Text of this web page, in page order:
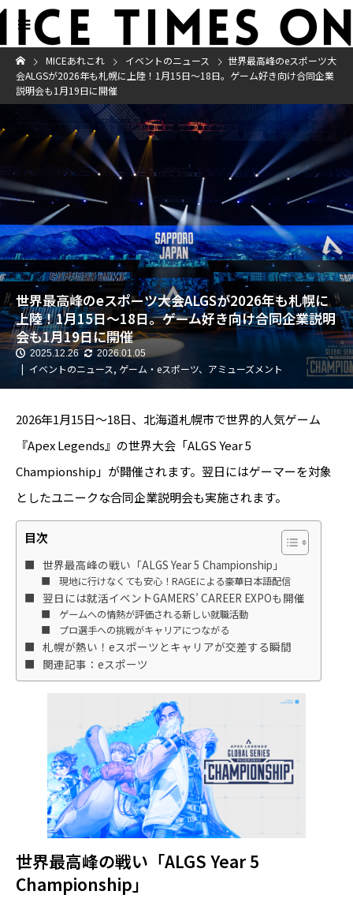
MICEあれこれ イベントのニュース
世界最高峰のeスポーツ大
会ALGSが2026年も札幌に上陸！1月15日～18日。ゲーム好き向け合同企業
説明会も1月19日に開催
世界最高峰のeスポーツ大会ALGSが2026年も札幌に
上陸！1月15日～18日。ゲーム好き向け合同企業説明
会も1月19日に開催
2025.12.26 2026.01.05
イベントのニュース, ゲーム・eスポーツ、アミューズメント
2026年1月15日～18日、北海道札幌市で世界的人気ゲーム
『Apex Legends』の世界大会「ALGS Year 5
Championship」が開催されます。翌日にはゲーマーを対象
としたユニークな合同企業説明会も実施されます。
目次
世界最高峰の戦い「ALGS Year 5 Championship」
現地に行けなくても安心！RAGEによる豪華日本語配信
翌日には就活イベントGAMERS’ CAREER EXPOも開催
ゲームへの情熱が評価される新しい就職活動
プロ選手への挑戦がキャリアにつながる
札幌が熱い！eスポーツとキャリアが交差する瞬間
関連記事：eスポーツ
世界最高峰の戦い「ALGS Year 5
Championship」